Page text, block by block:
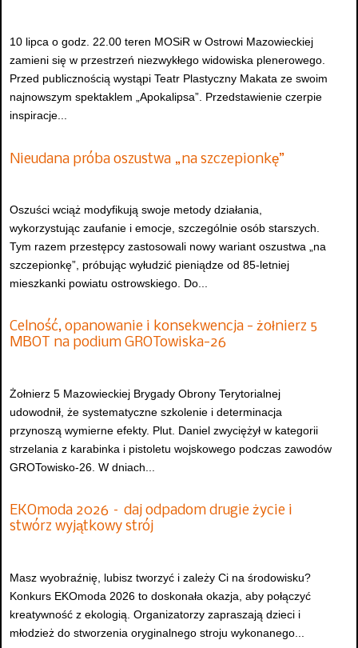
10 lipca o godz. 22.00 teren MOSiR w Ostrowi Mazowieckiej
zamieni się w przestrzeń niezwykłego widowiska plenerowego.
Przed publicznością wystąpi Teatr Plastyczny Makata ze swoim
najnowszym spektaklem „Apokalipsa”. Przedstawienie czerpie
inspiracje...
Nieudana próba oszustwa „na szczepionkę”
Oszuści wciąż modyfikują swoje metody działania,
wykorzystując zaufanie i emocje, szczególnie osób starszych.
Tym razem przestępcy zastosowali nowy wariant oszustwa „na
szczepionkę”, próbując wyłudzić pieniądze od 85-letniej
mieszkanki powiatu ostrowskiego. Do...
Celność, opanowanie i konsekwencja - żołnierz 5
MBOT na podium GROTowiska-26
Żołnierz 5 Mazowieckiej Brygady Obrony Terytorialnej
udowodnił, że systematyczne szkolenie i determinacja
przynoszą wymierne efekty. Plut. Daniel zwyciężył w kategorii
strzelania z karabinka i pistoletu wojskowego podczas zawodów
GROTowisko-26. W dniach...
EKOmoda 2026 – daj odpadom drugie życie i
stwórz wyjątkowy strój
Masz wyobraźnię, lubisz tworzyć i zależy Ci na środowisku?
Konkurs EKOmoda 2026 to doskonała okazja, aby połączyć
kreatywność z ekologią. Organizatorzy zapraszają dzieci i
młodzież do stworzenia oryginalnego stroju wykonanego...